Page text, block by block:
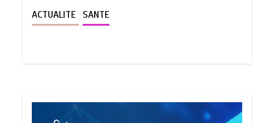
ACTUALITE SANTE